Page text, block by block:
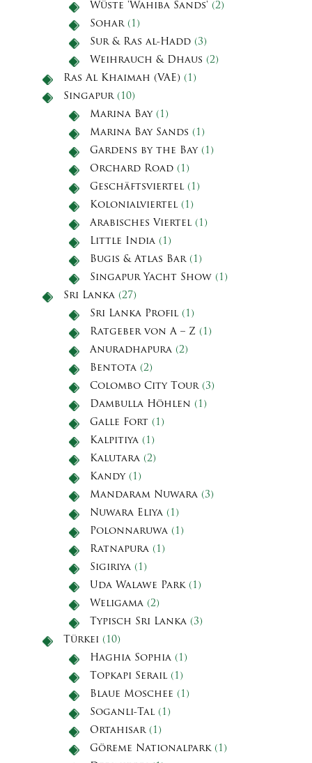
Wüste 'Wahiba Sands' (2)
Sohar(1)
Sur & Ras al-Hadd (3)
Weihrauch & Dhaus (2)
Ras Al Khaimah (VAE) (1)
Singapur(10)
Marina Bay(1)
Marina Bay Sands (1)
Gardens by the Bay(1)
Orchard Road (1)
Geschäftsviertel (1)
Kolonialviertel (1)
Arabisches Viertel (1)
Little India (1)
Bugis & Atlas Bar(1)
Singapur Yacht Show (1)
Sri Lanka (27)
Sri Lanka Profil (1)
Ratgeber von A – Z (1)
Anuradhapura (2)
Bentota (2)
Colombo City Tour(3)
Dambulla Höhlen (1)
Galle Fort (1)
Kalpitiya (1)
Kalutara (2)
Kandy(1)
Mandaram Nuwara (3)
Nuwara Eliya (1)
Polonnaruwa (1)
Ratnapura (1)
Sigiriya (1)
Uda Walawe Park(1)
Weligama (2)
Typisch Sri Lanka (3)
Türkei (10)
Haghia Sophia (1)
Topkapi Serail (1)
Blaue Moschee (1)
Soganli-Tal (1)
Ortahisar(1)
Göreme Nationalpark(1)